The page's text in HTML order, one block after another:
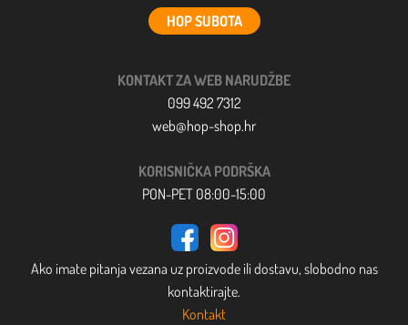
HOP SUBOTA
KONTAKT ZA WEB NARUDŽBE
099 492 7312
web@hop-shop.hr
KORISNIČKA PODRŠKA
PON-PET 08:00-15:00
Ako imate pitanja vezana uz proizvode ili dostavu, slobodno nas
kontaktirajte.
Kontakt